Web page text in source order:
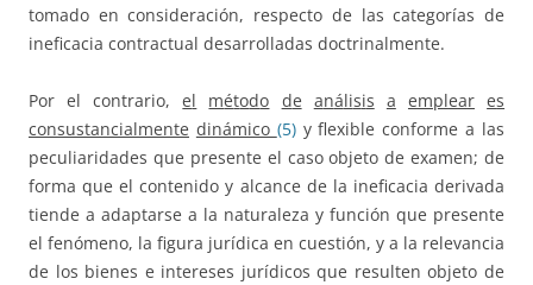
tomado en consideración, respecto de las categorías de
ineficacia contractual desarrolladas doctrinalmente.
Por el contrario,el método de análisis a emplear es
consustancialmente dinámico (5)y flexible conforme a las
peculiaridades que presente el caso objeto de examen; de
forma que el contenido y alcance de la ineficacia derivada
tiende a adaptarse a la naturaleza y función que presente
el fenómeno, la figura jurídica en cuestión, y a la relevancia
de los bienes e intereses jurídicos que resulten objeto de